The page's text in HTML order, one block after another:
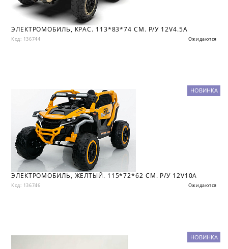
ЭЛЕКТРОМОБИЛЬ, КРАС. 113*83*74 СМ. Р/У 12V4.5A
Код: 136744 Ожидаются
ЭЛЕКТРОМОБИЛЬ, ЖЕЛТЫЙ. 115*72*62 СМ. Р/У 12V10A
Код: 136746 Ожидаются
НОВИНКА
НОВИНКА